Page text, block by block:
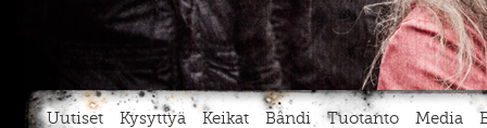
Uutiset Kysyttyä Keikat Bändi Tuotanto Media